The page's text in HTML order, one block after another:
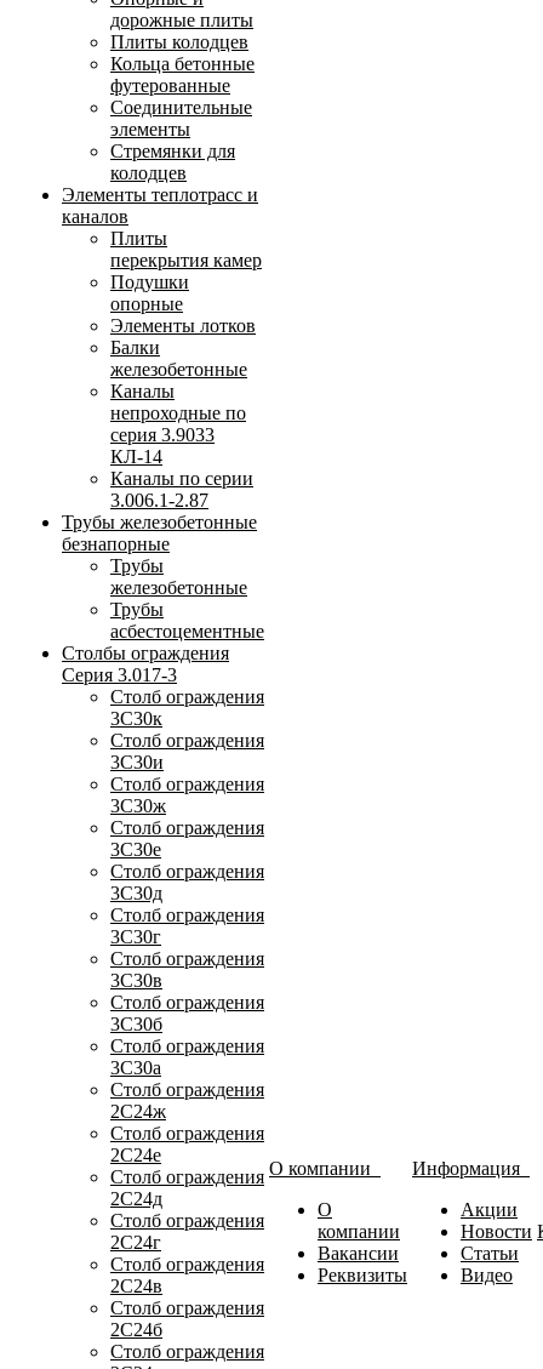
дорожные плиты
Плиты колодцев
Кольца бетонные
футерованные
Соединительные
элементы
Стремянки для
колодцев
Элементы теплотрасс и
каналов
Плиты
перекрытия камер
Подушки
опорные
Элементы лотков
Балки
железобетонные
Каналы
непроходные по
серия 3.9033
КЛ-14
Каналы по серии
3.006.1-2.87
Трубы железобетонные
безнапорные
Трубы
железобетонные
Трубы
асбестоцементные
Столбы ограждения
Серия 3.017-3
Столб ограждения
3С30к
Столб ограждения
3С30и
Столб ограждения
3С30ж
Столб ограждения
3С30е
Столб ограждения
3С30д
Столб ограждения
3С30г
Столб ограждения
3С30в
Столб ограждения
3С30б
Столб ограждения
3С30а
Столб ограждения
2С24ж
Столб ограждения
2С24е
Столб ограждения
2С24д
Столб ограждения
2С24г
Столб ограждения
2С24в
Столб ограждения
2С24б
Столб ограждения
О компании
О
компании
Вакансии
Реквизиты
Информация
Акции
Новости
Статьи
Видео